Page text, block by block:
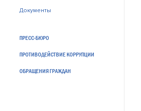
Документы
ПРЕСС-БЮРО
ПРОТИВОДЕЙСТВИЕ КОРРУПЦИИ
ОБРАЩЕНИЯ ГРАЖДАН